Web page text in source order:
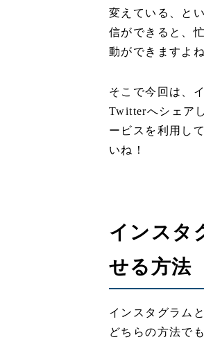
変えている、と
信ができると、
動ができますよね
そこで今回は、
Twitterへシェア
ービスを利用し
いね！
インスタ
せる方法
インスタグラム
どちらの方法で